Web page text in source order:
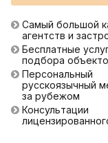
Самый большой
агентств и
Бесплатные
подбора
Персональный
русскоязычный
за рубежом
Консультации